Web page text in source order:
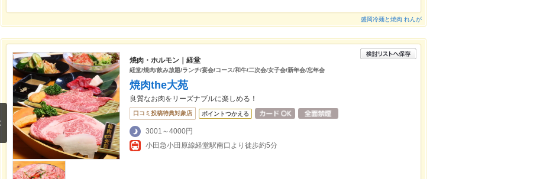
盛岡冷麺と焼肉 れんが
焼肉・ホルモン｜経堂
経堂/焼肉/飲み放題/ランチ/宴会/コース/和牛/二次会/女子会/新年会/忘年会
焼肉the大苑
良質なお肉をリーズナブルに楽しめる！
口コミ投稿特典対象店 ポイントつかえる
3001～4000円
小田急小田原線経堂駅南口より徒歩約5分